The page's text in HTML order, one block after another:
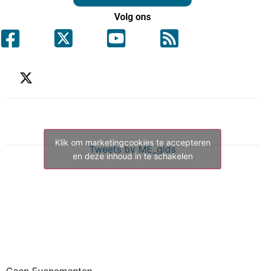
Volg ons
Tweets by ME_gids
Klik om marketingcookies te accepteren
en deze inhoud in te schakelen